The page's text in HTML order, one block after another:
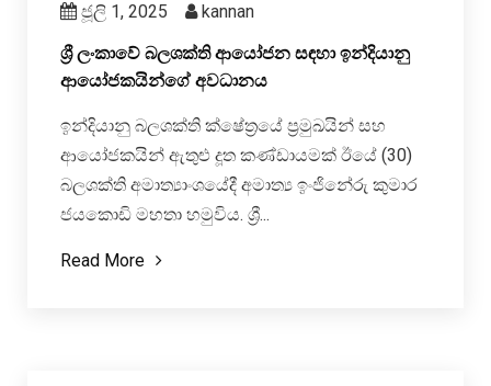
ජූලි 1, 2025 kannan
ශ්‍රී ලංකාවේ බලශක්ති ආයෝජන සඳහා ඉන්දියානු
ආයෝජකයින්ගේ අවධානය
ඉන්දියානු බලශක්ති ක්ෂේත්‍රයේ ප්‍රමුඛයින් සහ
ආයෝජකයින් ඇතුළු දූත කණ්ඩායමක් ඊයේ (30)
බලශක්ති අමාත්‍යාංශයේදී අමාත්‍ය ඉංජිනේරු කුමාර
ජයකොඩි මහතා හමුවිය. ශ්‍රී...
Read More